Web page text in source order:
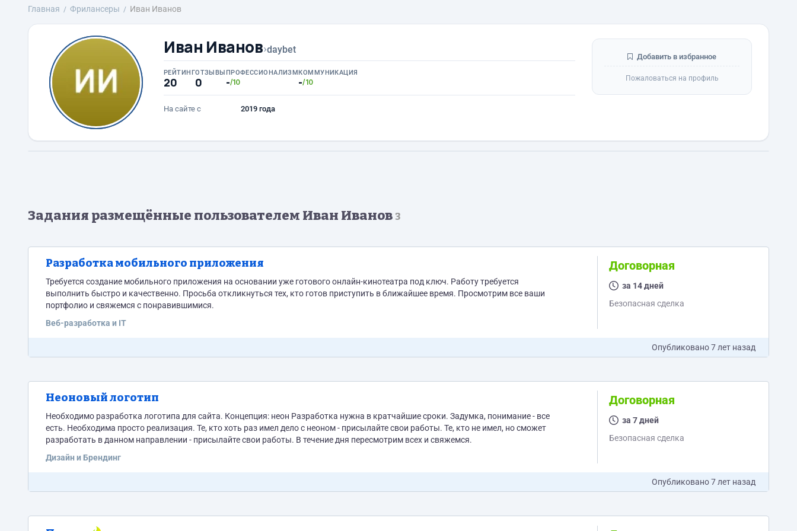
Главная Фрилансеры Иван Иванов
Иван Иванов›daybet
РЕЙТИНГ
20
ОТЗЫВЫ
0
ПРОФЕССИОНАЛИЗМ
-/10
КОММУНИКАЦИЯ
-/10
На сайте с 2019 года
Добавить в избранное
Пожаловаться на профиль
Задания размещённые пользователем Иван Иванов 3
Разработка мобильного приложения
Требуется создание мобильного приложения на основании уже готового онлайн-кинотеатра под ключ. Работу требуется
выполнить быстро и качественно. Просьба откликнуться тех, кто готов приступить в ближайшее время. Просмотрим все ваши
портфолио и свяжемся с понравившимися.
Веб-разработка и IT
Договорная
за 14 дней
Безопасная сделка
Опубликовано7 лет назад
Неоновый логотип
Необходимо разработка логотипа для сайта. Концепция: неон Разработка нужна в кратчайшие сроки. Задумка, понимание - все
есть. Необходима просто реализация. Те, кто хоть раз имел дело с неоном - присылайте свои работы. Те, кто не имел, но сможет
разработать в данном направлении - присылайте свои работы. В течение дня пересмотрим всех и свяжемся.
Дизайн и Брендинг
Договорная
за 7 дней
Безопасная сделка
Опубликовано7 лет назад